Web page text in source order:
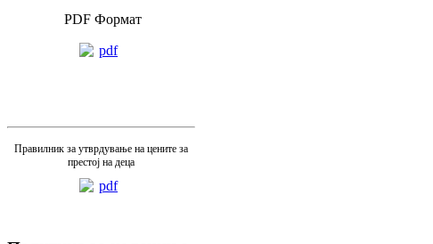
PDF Формат
Правилник за утврдување на цените за
престој на деца